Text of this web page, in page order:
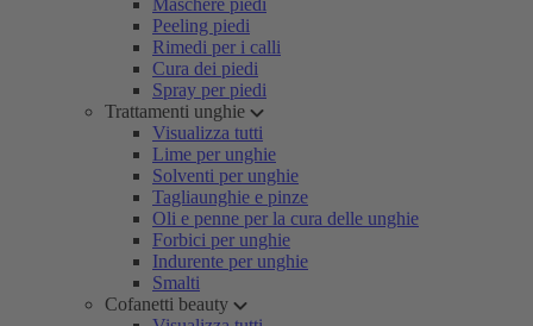
Maschere piedi
Peeling piedi
Rimedi per i calli
Cura dei piedi
Spray per piedi
Trattamenti unghie
Visualizza tutti
Lime per unghie
Solventi per unghie
Tagliaunghie e pinze
Oli e penne per la cura delle unghie
Forbici per unghie
Indurente per unghie
Smalti
Cofanetti beauty